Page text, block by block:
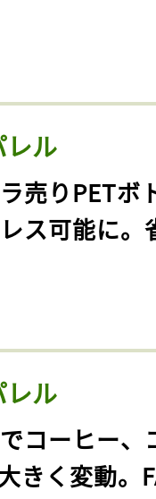
ル
売りPETボ
ス可能に。
ル
コーヒー、
きく変動。